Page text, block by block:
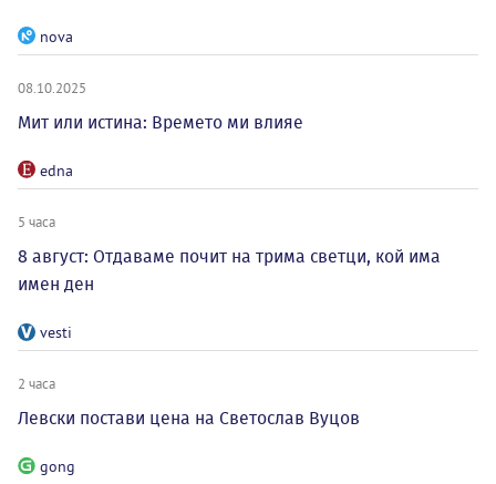
nova
08.10.2025
Мит или истина: Времето ми влияе
edna
5 часа
8 август: Отдаваме почит на трима светци, кой има
имен ден
vesti
2 часа
Левски постави цена на Светослав Вуцов
gong